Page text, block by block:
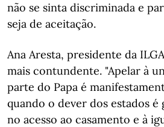
não se sinta discriminada e
seja de aceitação.
Ana Aresta, presidente da
mais contundente. "Apelar à
parte do Papa é
quando o dever dos estados é
no acesso ao casamento e à